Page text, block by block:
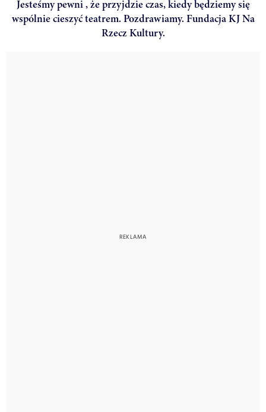
Jesteśmy pewni , że przyjdzie czas, kiedy będziemy się
wspólnie cieszyć teatrem. Pozdrawiamy. Fundacja KJ Na
Rzecz Kultury.